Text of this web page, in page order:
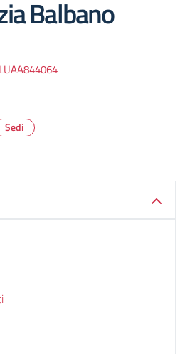
Balbano
LUAA844064
Sedi